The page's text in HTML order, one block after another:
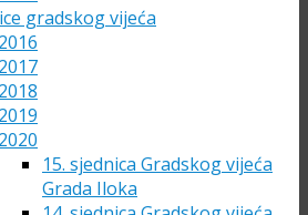
gradskog vijeća
2016
2017
2018
2019
2020
15. sjednica Gradskog vijeća
Grada Iloka